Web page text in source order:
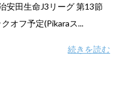
安田生命J3リーグ 第13節
オフ予定(Pikaraス...
続きを読む